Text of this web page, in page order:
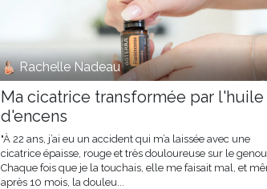
Rachelle Nadeau
Ma cicatrice transformée par l'huile
d'encens
"À 22 ans, j’ai eu un accident qui m’a laissée avec une
cicatrice épaisse, rouge et très douloureuse sur le
Chaque fois que je la touchais, elle me faisait mal, et
après 10 mois, la douleu...